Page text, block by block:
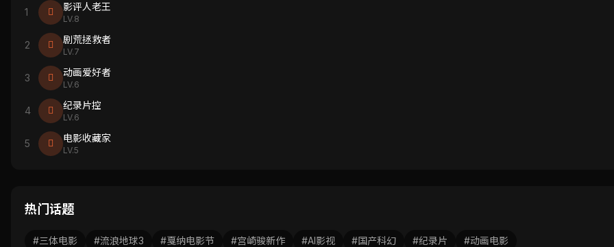
1 影评人老王
LV.8
2 剧荒拯救者
LV.7
3 动画爱好者
LV.6
4 纪录片控
LV.6
5 电影收藏家
LV.5
热门话题
#三体电影 #流浪地球3 #戛纳电影节 #宫崎骏新作 #AI影视 #国产科幻 #纪录片 #动画电影